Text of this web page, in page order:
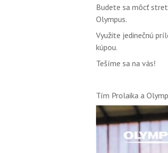
Budete sa môcť
Olympus.
Využite jedinečnú
kúpou.
Tešíme sa na vás!
Tím Prolaika a